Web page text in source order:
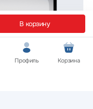
В корзину
Профиль Корзина